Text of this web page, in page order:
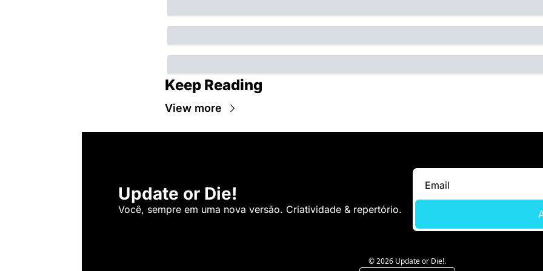
Keep Reading
View more
Update or Die!
Você, sempre em uma nova versão. Criatividade & repertório.
© 2026 Update or Die!.